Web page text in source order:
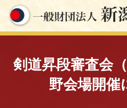
ン
ー
剣道昇段審査会
野会場開催